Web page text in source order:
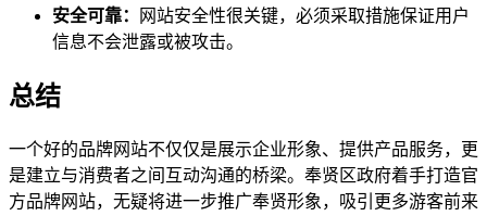
安全可靠：
网站安全性很关键，必须采取措施保证用户
信息不会泄露或被攻击。
总结
一个好的品牌网站不仅仅是展示企业形象、提供产品服务，更
是建立与消费者之间互动沟通的桥梁。奉贤区政府着手打造官
方品牌网站，无疑将进一步推广奉贤形象，吸引更多游客前来